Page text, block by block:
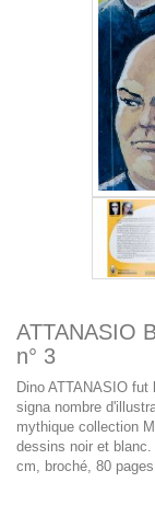
ATTANASIO
n° 3
Dino ATTANASIO
signa nombre
mythique collection
dessins noir et
cm, broché, 80